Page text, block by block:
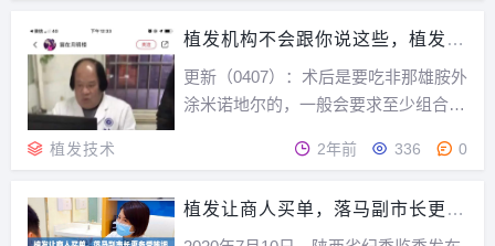
都是医生，从小耳濡目染，李磊和他的
表妹、表弟都相继成为医生。在武汉大
学第一临床学院硕...
植发机构不会跟你说这些，植发机
更新（0407）：术后是要吃非那雄胺外
涂米诺地尔的，一般会要求至少组合用
可以组合用药至少半年看看效果，效果
话需要注意两点，一是副作用会导致用
药期间性功能减退，停药后慢慢就好
植发技术 2年前 336 0
植发让商人买单，落马副市长更多